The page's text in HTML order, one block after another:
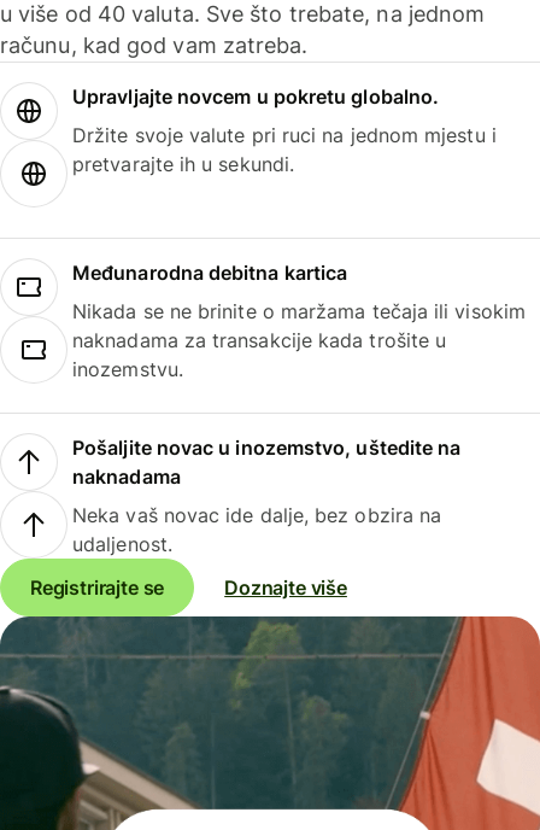
u više od 40 valuta. Sve što trebate, na jednom
računu, kad god vam zatreba.
Upravljajte novcem u pokretu globalno.
Držite svoje valute pri ruci na jednom mjestu i
pretvarajte ih u sekundi.
Međunarodna debitna kartica
Nikada se ne brinite o maržama tečaja ili visokim
naknadama za transakcije kada trošite u
inozemstvu.
Pošaljite novac u inozemstvo, uštedite na
naknadama
Neka vaš novac ide dalje, bez obzira na
udaljenost.
Registrirajte se
Doznajte više